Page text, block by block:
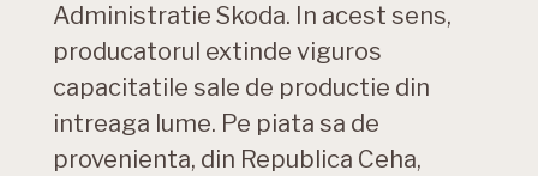
Administratie Skoda. In acest sens,
producatorul extinde viguros
capacitatile sale de productie din
intreaga lume. Pe piata sa de
provenienta, din Republica Ceha,